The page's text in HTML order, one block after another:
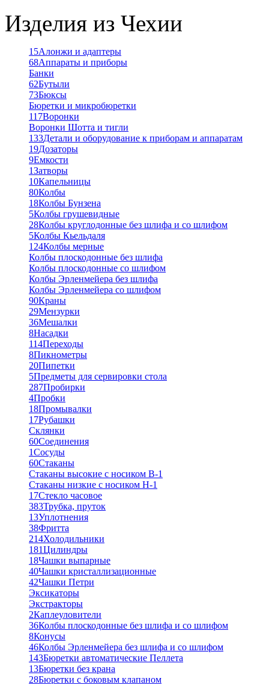
Изделия из Чехии
15Алонжи и адаптеры
68Аппараты и приборы
Банки
62Бутыли
73Бюксы
Бюретки и микробюретки
117Воронки
Воронки Шотта и тигли
133Детали и оборудование к приборам и аппаратам
19Дозаторы
9Емкости
1Затворы
10Капельницы
80Колбы
18Колбы Бунзена
5Колбы грушевидные
28Колбы круглодонные без шлифа и со шлифом
5Колбы Кьельдаля
124Колбы мерные
Колбы плоскодонные без шлифа
Колбы плоскодонные со шлифом
Колбы Эрленмейера без шлифа
Колбы Эрленмейера со шлифом
90Краны
29Мензурки
36Мешалки
8Насадки
114Переходы
8Пикнометры
20Пипетки
5Предметы для сервировки стола
287Пробирки
4Пробки
18Промывалки
17Рубашки
Склянки
60Соединения
1Сосуды
60Стаканы
Стаканы высокие с носиком В-1
Стаканы низкие с носиком Н-1
17Стекло часовое
383Трубка, пруток
13Уплотнения
38Фритта
214Холодильники
181Цилиндры
18Чашки выпарные
40Чашки кристаллизационные
42Чашки Петри
Эксикаторы
Экстракторы
2Каплеуловители
36Колбы плоскодонные без шлифа и со шлифом
8Конусы
46Колбы Эрленмейера без шлифа и со шлифом
143Бюретки автоматические Пеллета
13Бюретки без крана
28Бюретки с боковым клапаном